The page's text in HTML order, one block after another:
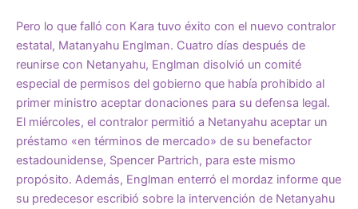
Pero lo que falló con Kara tuvo éxito con el nuevo contralor
estatal, Matanyahu Englman. Cuatro días después de
reunirse con Netanyahu, Englman disolvió un comité
especial de permisos del gobierno que había prohibido al
primer ministro aceptar donaciones para su defensa legal.
El miércoles, el contralor permitió a Netanyahu aceptar un
préstamo «en términos de mercado» de su benefactor
estadounidense, Spencer Partrich, para este mismo
propósito. Además, Englman enterró el mordaz informe que
su predecesor escribió sobre la intervención de Netanyahu